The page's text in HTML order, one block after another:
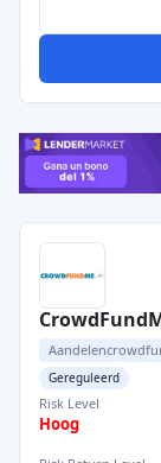
Gereguleerd
Risk Level
Hoog